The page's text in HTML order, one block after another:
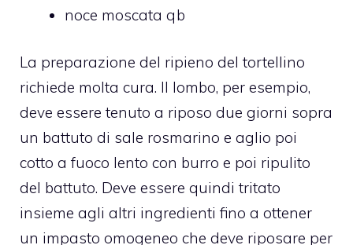
noce moscata qb
La preparazione del ripieno del tortellino
richiede molta cura. Il lombo, per esempio,
deve essere tenuto a riposo due giorni sopra
un battuto di sale rosmarino e aglio poi
cotto a fuoco lento con burro e poi ripulito
del battuto. Deve essere quindi tritato
insieme agli altri ingredienti fino a ottener
un impasto omogeneo che deve riposare per